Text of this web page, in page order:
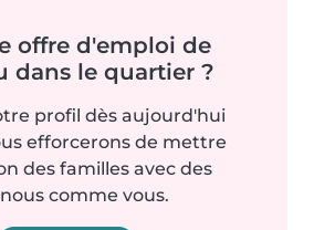
offre d'emploi de
dans le quartier ?
profil dès aujourd'hui
efforcerons de mettre
des familles avec des
comme vous.